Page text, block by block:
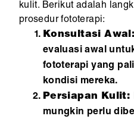
kulit. Berikut adalah
prosedur fototerapi:
Konsultasi Awal:
evaluasi awal
fototerapi yang
kondisi mereka.
Persiapan Kulit:
mungkin perlu